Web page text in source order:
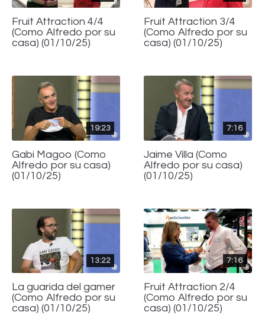
Fruit Attraction 4/4
(Como Alfredo por su
casa) (01/10/25)
Fruit Attraction 3/4
(Como Alfredo por su
casa) (01/10/25)
19:23
Gabi Magoo (Como
Alfredo por su casa)
(01/10/25)
7:16
Jaime Villa (Como
Alfredo por su casa)
(01/10/25)
13:22
La guarida del gamer
(Como Alfredo por su
casa) (01/10/25)
7:16
Fruit Attraction 2/4
(Como Alfredo por su
casa) (01/10/25)